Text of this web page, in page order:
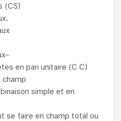
(CS)
en pari unitaire (C C)
champ
simple et en
se faire en champ total ou